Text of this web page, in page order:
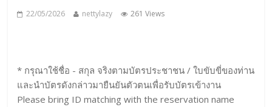
22/05/2026 nettylazy 261 Views
* กรุณาใช้ชื่อ - สกุล จริงตามบัตรประชาชน / ใบขับขี่ของท่าน
และนำบัตรดังกล่าวมายืนยันตัวตนเพื่อรับบัตรเข้างาน
Please bring ID matching with the reservation name